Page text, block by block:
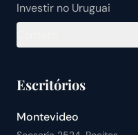
Investir no Uruguai
Escritórios
Montevideo